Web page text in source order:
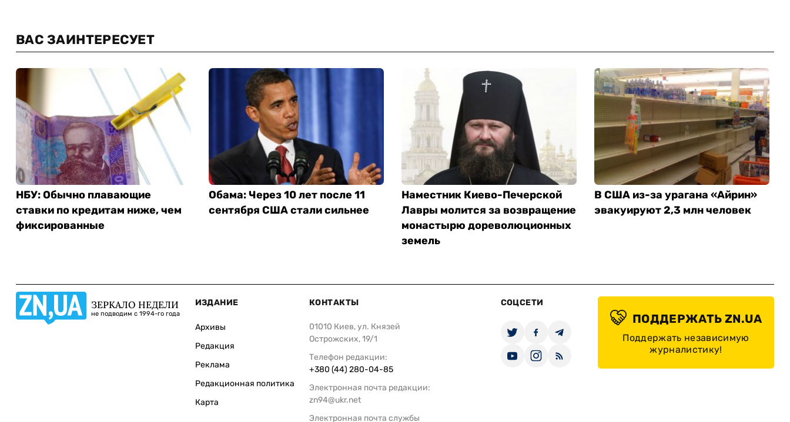
ВАС ЗАИНТЕРЕСУЕТ
НБУ: Обычно плавающие
ставки по кредитам ниже, чем
фиксированные
Обама: Через 10 лет после 11
сентября США стали сильнее
Наместник Киево-Печерской
Лавры молится за возвращение
монастырю дореволюционных
земель
В США из-за урагана «Айрин»
эвакуируют 2,3 млн человек
ЗЕРКАЛО НЕДЕЛИ
не подводим с 1994-го года
ИЗДАНИЕ
Архивы
Редакция
Реклама
Редакционная политика
Карта
КОНТАКТЫ
01010 Киев, ул. Князей
Острожских, 19/1
Телефон редакции:
+380 (44) 280-04-85
Электронная почта редакции:
zn94@ukr.net
Электронная почта службы
СОЦСЕТИ
ПОДДЕРЖАТЬ ZN.UA
Поддержать независимую
журналистику!